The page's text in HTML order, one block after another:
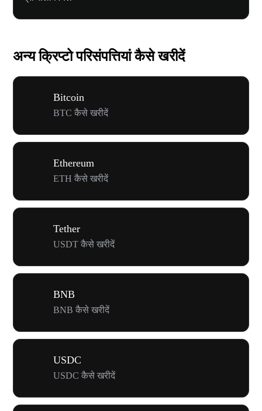
अन्य क्रिप्टो परिसंपत्तियां कैसे खरीदें
Bitcoin
BTC कैसे खरीदें
Ethereum
ETH कैसे खरीदें
Tether
USDT कैसे खरीदें
BNB
BNB कैसे खरीदें
USDC
USDC कैसे खरीदें